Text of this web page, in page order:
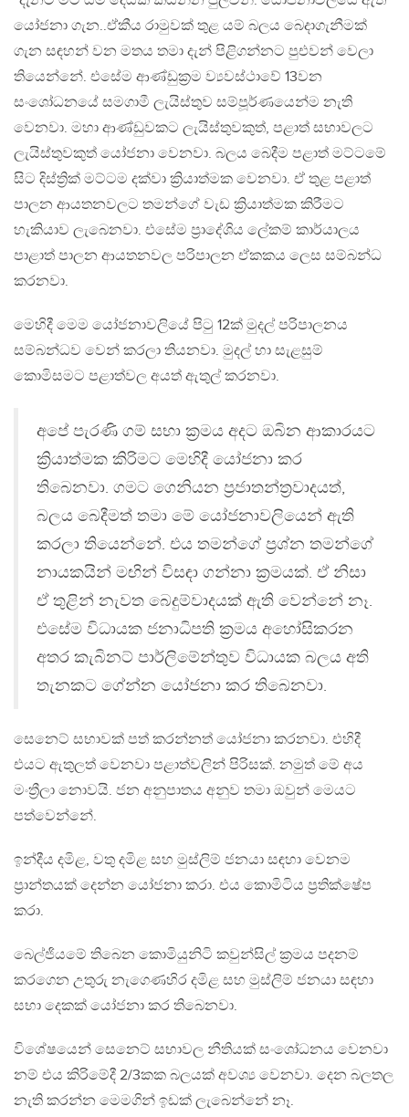
යෝජනා ගැන..ඒකීය රාමුවක් තුළ යම් බලය බෙදාගැනීමක්
ගැන සඳහන් වන මතය තමා දැන් පිළිගන්නට පුඑවන් වෙලා
තියෙන්නේ. එසේම ආණ්ඩුක්‍රම ව්‍යවස්ථාවේ 13වන
සංශෝධනයේ සමගාමී ලැයිස්තුව සම්පූර්ණයෙන්ම නැති
වෙනවා. මහා ආණ්ඩුවකට ලැයිස්තුවකුත්, පළාත් සභාවලට
ලැයිස්තුවකුත් යෝජනා වෙනවා. බලය බෙදීම පළාත් මට්ටමේ
සිට දිස්ත්‍රික් මට්ටම දක්වා ක්‍රියාත්මක වෙනවා. ඒ තුළ පළාත්
පාලන ආයතනවලට තමන්ගේ වැඩ ක්‍රියාත්මක කිරීමට
හැකියාව ලැබෙනවා. එසේම ප්‍රාදේශිය ලේකම් කාර්යාලය
පාළාත් පාලන ආයතනවල පරිපාලන ඒකකය ලෙස සම්බන්ධ
කරනවා.
මෙහිදී මෙම යෝජනාවලියේ පිටු 12ක් මුදල් පරිපාලනය
සම්බන්ධව වෙන් කරලා තියනවා. මුදල් හා සැළසුම්
කොමිසමට පළාත්වල අයත් ඇතුල් කරනවා.
අපේ පැරණි ගම් සභා ක්‍රමය අදට ඔබින ආකාරයට
ක්‍රියාත්මක කිරිමට මෙහිදී යෝජනා කර
තිබෙනවා. ගමට ගෙනියන ප්‍රජාතන්ත්‍රවාදයත්,
බලය බෙදීමත් තමා මේ යෝජනාවලියෙන් ඇති
කරලා තියෙන්නේ. එය තමන්ගේ ප්‍රශ්න තමන්ගේ
නායකයින් මඟින් විසඳා ගන්නා ක්‍රමයක්. ඒ නිසා
ඒ තුළින් නැවත බෙදුම්වාදයක් ඇති වෙන්නේ නෑ.
එසේම විධායක ජනාධිපති ක්‍රමය අහෝසිකරන
අතර කැබිනට් පාර්ලිමේන්තුව විධායක බලය අති
තැනකට ගේන්න යෝජනා කර තිබෙනවා.
සෙනෙට් සභාවක් පත් කරන්නත් යෝජනා කරනවා. එහිදී
එයට ඇතුලත් වෙනවා පළාත්වලින් පිරිසක්. නමුත් මේ අය
මංත්‍රීලා නොවයි. ජන අනුපාතය අනුව තමා ඔවුන් මෙයට
පත්වෙන්නේ.
ඉන්දීය දමිළ, වතු දමිළ සහ මුස්ලිම් ජනයා සඳහා වෙනම
ප්‍රාන්තයක් දෙන්න යෝජනා කරා. එය කොමිටිය ප්‍රතික්ෂේප
කරා.
බෙල්ජියමේ තිබෙන කොමියුනිටි කවුන්සිල් ක්‍රමය පදනම්
කරගෙන උතුරු නැගෙණහිර දමිළ සහ මුස්ලිම් ජනයා සඳහා
සභා දෙකක් යෝජනා කර තිබෙනවා.
විශේෂයෙන් සෙනෙට් සභාවල නීතියක් සංශෝධනය වෙනවා
නම් එය කිරිමේදී 2/3කක බලයක් අවශ්‍ය වෙනවා. දෙන බලතල
නැති කරන්න මෙමගින් ඉඩක් ලැබෙන්නේ නෑ.